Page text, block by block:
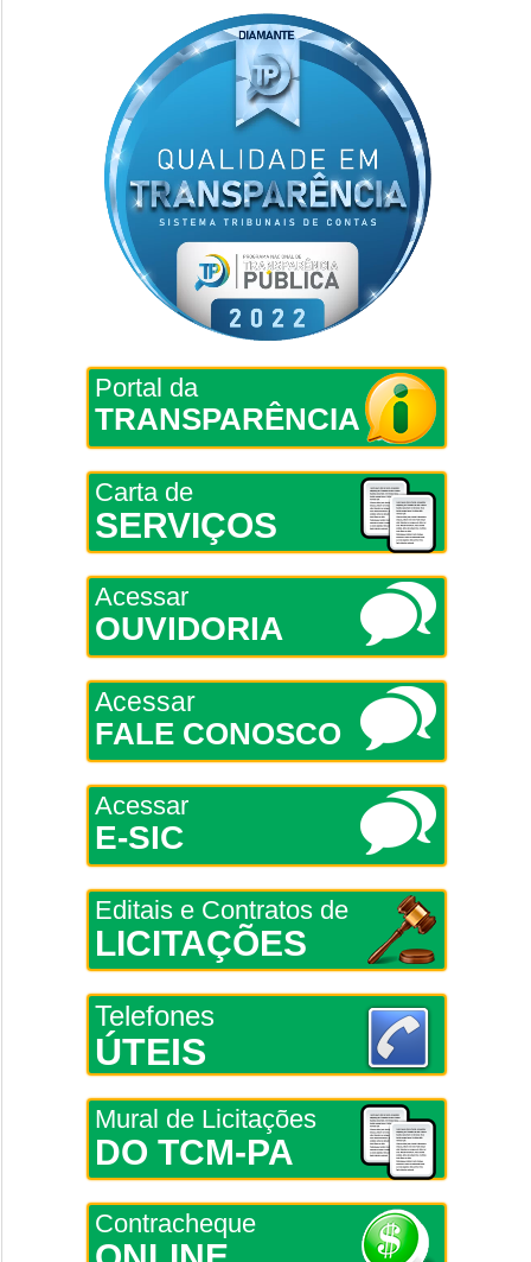
Portal da
TRANSPARÊNCIA
Carta de
SERVIÇOS
Acessar
OUVIDORIA
Acessar
FALE CONOSCO
Acessar
E-SIC
Editais e Contratos de
LICITAÇÕES
Telefones
ÚTEIS
Mural de Licitações
DO TCM-PA
Contracheque